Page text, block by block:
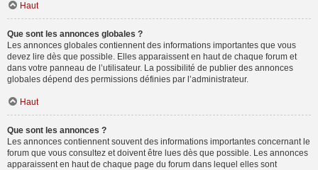
Haut
Que sont les annonces globales ?
Les annonces globales contiennent des informations importantes que vous
devez lire dès que possible. Elles apparaissent en haut de chaque forum et
dans votre panneau de l’utilisateur. La possibilité de publier des annonces
globales dépend des permissions définies par l’administrateur.
Haut
Que sont les annonces ?
Les annonces contiennent souvent des informations importantes concernant le
forum que vous consultez et doivent être lues dès que possible. Les annonces
apparaissent en haut de chaque page du forum dans lequel elles sont